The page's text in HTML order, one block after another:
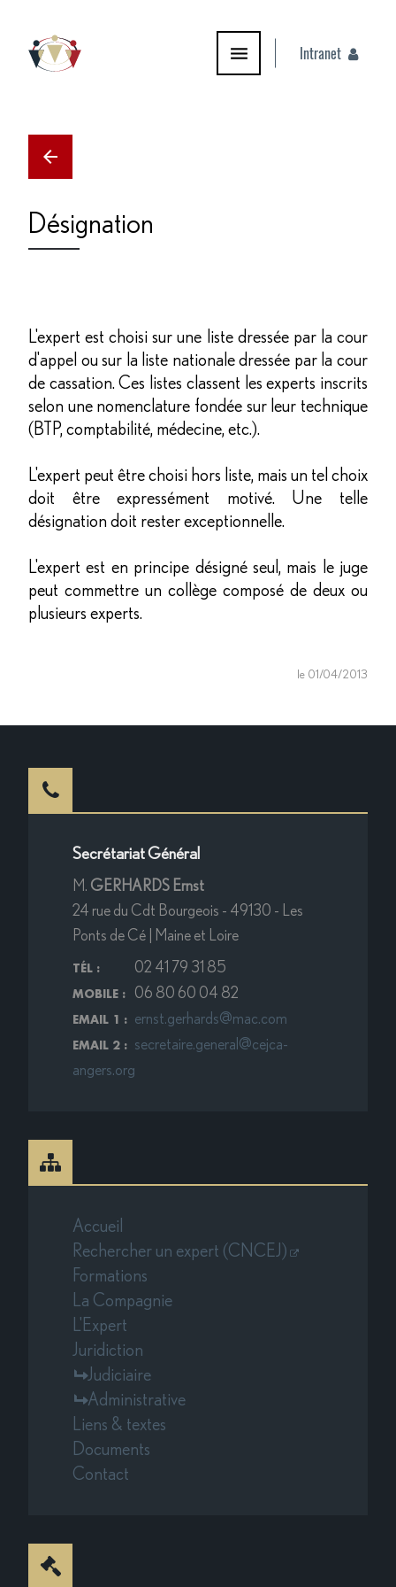
Intranet
Désignation
L'expert est choisi sur une liste dressée par la cour
d'appel ou sur la liste nationale dressée par la cour
de cassation. Ces listes classent les experts inscrits
selon une nomenclature fondée sur leur technique
(BTP, comptabilité, médecine, etc.).
L'expert peut être choisi hors liste, mais un tel choix
doit être expressément motivé. Une telle
désignation doit rester exceptionnelle.
L'expert est en principe désigné seul, mais le juge
peut commettre un collège composé de deux ou
plusieurs experts.
le 01/04/2013
Secrétariat Général
M. GERHARDS Ernst
24 rue du Cdt Bourgeois - 49130 - Les
Ponts de Cé | Maine et Loire
TÉL : 02 41 79 31 85
MOBILE : 06 80 60 04 82
EMAIL 1 : ernst.gerhards@mac.com
EMAIL 2 :
secretaire.general@cejca-
angers.org
Accueil
Rechercher un expert (CNCEJ)
Formations
La Compagnie
L'Expert
Juridiction
Judiciaire
Administrative
Liens & textes
Documents
Contact
PYRAMIDE PRODUCTIONS